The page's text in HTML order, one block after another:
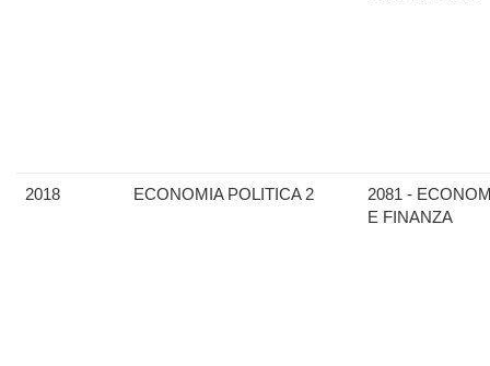
2018 ECONOMIA POLITICA 2
2081 -
E FINANZA